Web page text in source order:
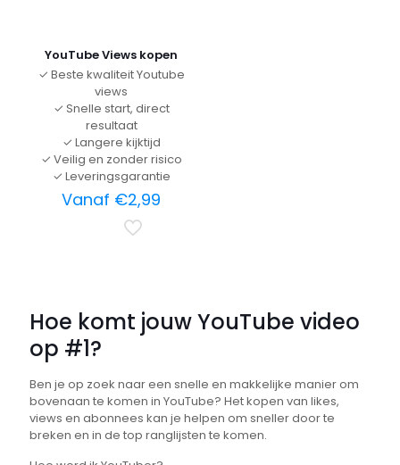
YouTube Views kopen
✓ Beste kwaliteit Youtube
views
✓ Snelle start, direct
resultaat
✓ Langere kijktijd
✓ Veilig en zonder risico
✓ Leveringsgarantie
Vanaf €2,99
Hoe komt jouw YouTube video
op #1?
Ben je op zoek naar een snelle en makkelijke manier om
bovenaan te komen in YouTube? Het kopen van likes,
views en abonnees kan je helpen om sneller door te
breken en in de top ranglijsten te komen.